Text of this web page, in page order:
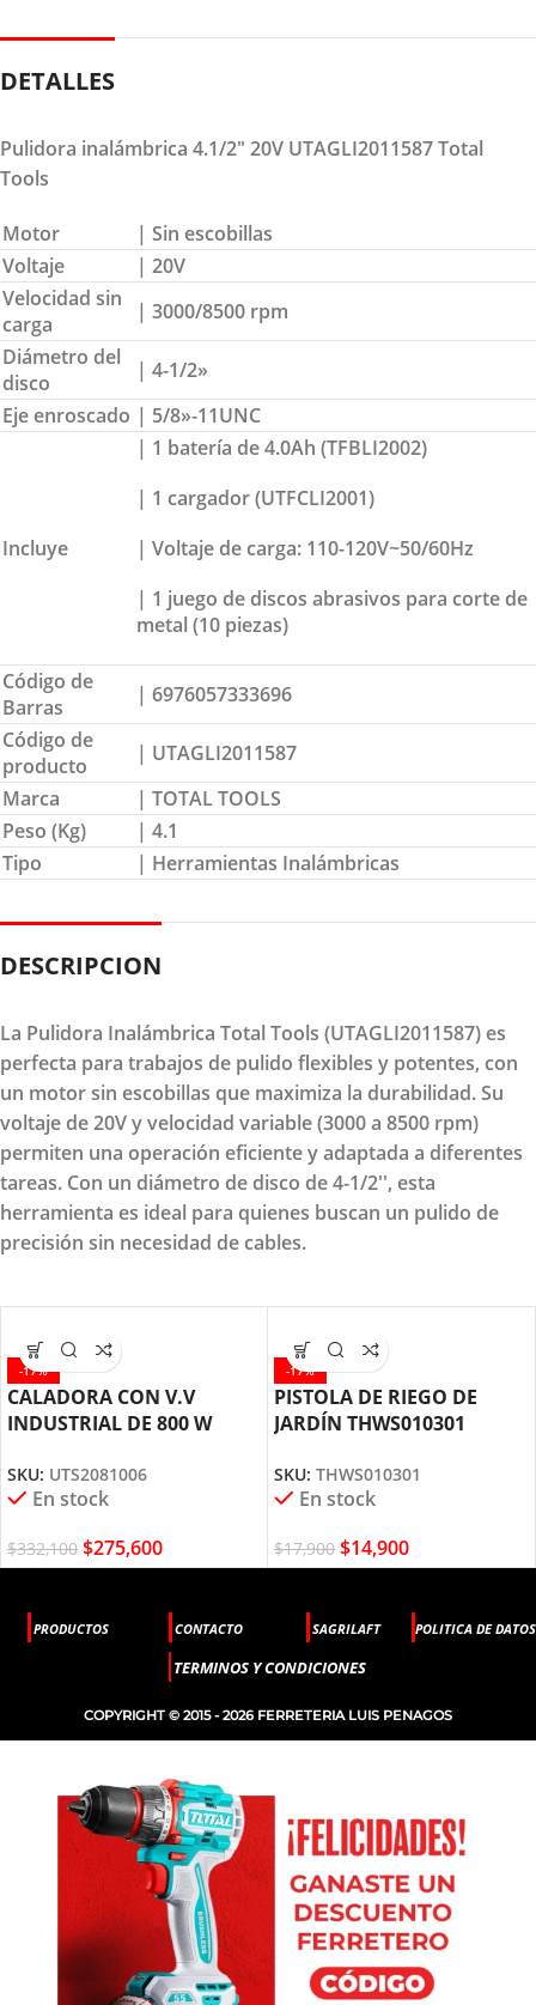
DETALLES
Pulidora inalámbrica 4.1/2″ 20V UTAGLI2011587 Total
Tools
Motor
| Sin escobillas
Voltaje
| 20V
Velocidad sin
carga
| 3000/8500 rpm
Diámetro del
disco
| 4-1/2»
Eje enroscado | 5/8»-11UNC
Incluye
| 1 batería de 4.0Ah (TFBLI2002)
| 1 cargador (UTFCLI2001)
| Voltaje de carga: 110-120V~50/60Hz
| 1 juego de discos abrasivos para corte de
metal (10 piezas)
Código de
Barras
| 6976057333696
Código de
producto
| UTAGLI2011587
Marca
| TOTAL TOOLS
Peso (Kg)
| 4.1
Tipo
| Herramientas Inalámbricas
DESCRIPCION
La Pulidora Inalámbrica Total Tools (UTAGLI2011587) es
perfecta para trabajos de pulido flexibles y potentes, con
un motor sin escobillas que maximiza la durabilidad. Su
voltaje de 20V y velocidad variable (3000 a 8500 rpm)
permiten una operación eficiente y adaptada a diferentes
tareas. Con un diámetro de disco de 4-1/2'', esta
herramienta es ideal para quienes buscan un pulido de
precisión sin necesidad de cables.
-17%
CALADORA CON V.V
INDUSTRIAL DE 800 W
SKU: UTS2081006
En stock
$332,100 $275,600
-17%
PISTOLA DE RIEGO DE
JARDÍN THWS010301
SKU: THWS010301
En stock
$17,900 $14,900
PRODUCTOS CONTACTO SAGRILAFT POLITICA DE DATOS
TERMINOS Y CONDICIONES
COPYRIGHT © 2015 - 2026 FERRETERIA LUIS PENAGOS